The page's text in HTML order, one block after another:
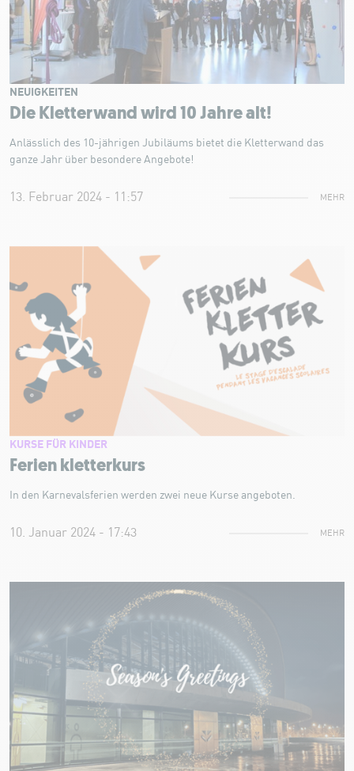
Die Kletterwand wird 10 Jahre alt!
NEUIGKEITEN
Anlässlich des 10-jährigen Jubiläums bietet die Kletterwand das
ganze Jahr über besondere Angebote!
13. Februar 2024 - 11:57 MEHR
Ferien kletterkurs
KURSE FÜR KINDER
In den Karnevalsferien werden zwei neue Kurse angeboten.
10. Januar 2024 - 17:43 MEHR